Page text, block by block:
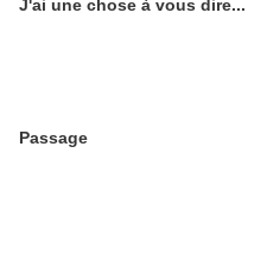
J'ai une chose à vous dire...
Passage